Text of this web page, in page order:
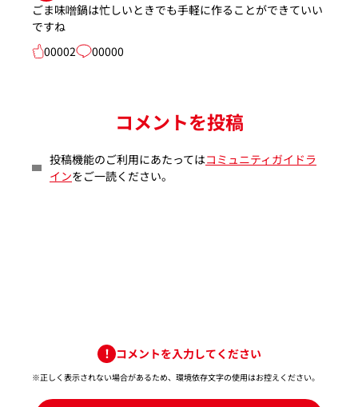
ごま味噌鍋は忙しいときでも手軽に作ることができていい
ですね
00002
00000
コメントを投稿
投稿機能のご利用にあたってはコミュニティガイドラ
インをご一読ください。
コメントを入力してください
※正しく表示されない場合があるため、環境依存文字の使用はお控えください。​